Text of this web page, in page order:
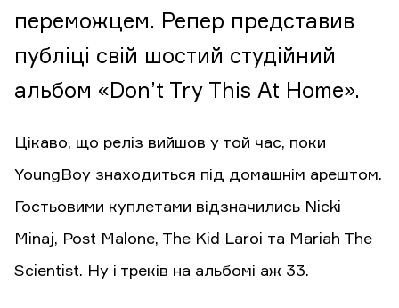
переможцем. Репер представив
публіці свій шостий студійний
альбом «Don’t Try This At Home».
Цікаво, що реліз вийшов у той час, поки
YoungBoy знаходиться під домашнім арештом.
Гостьовими куплетами відзначились Nicki
Minaj, Post Malone, The Kid Laroi та Mariah The
Scientist. Ну і треків на альбомі аж 33.